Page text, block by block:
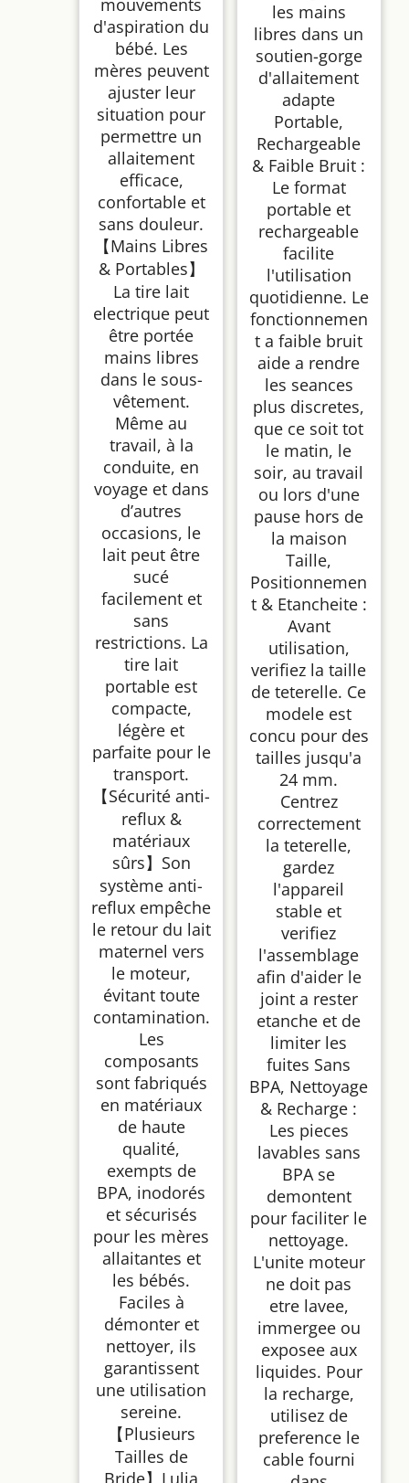
d'aspiration du
bébé. Les
mères peuvent
ajuster leur
situation pour
permettre un
allaitement
efficace,
confortable et
sans douleur.
【Mains Libres
& Portables】
La tire lait
electrique peut
être portée
mains libres
dans le sous-
vêtement.
Même au
travail, à la
conduite, en
voyage et dans
d’autres
occasions, le
lait peut être
sucé
facilement et
sans
restrictions. La
tire lait
portable est
compacte,
légère et
parfaite pour le
transport.
【Sécurité anti-
reflux &
matériaux
sûrs】Son
système anti-
reflux empêche
le retour du lait
maternel vers
le moteur,
évitant toute
contamination.
Les
composants
sont fabriqués
en matériaux
de haute
qualité,
exempts de
BPA, inodorés
et sécurisés
pour les mères
allaitantes et
les bébés.
Faciles à
démonter et
nettoyer, ils
garantissent
une utilisation
sereine.
【Plusieurs
Tailles de
Bride】Lulia
les mains
libres dans un
soutien-gorge
d'allaitement
adapte
Portable,
Rechargeable
& Faible Bruit :
Le format
portable et
rechargeable
facilite
l'utilisation
quotidienne. Le
fonctionnemen
t a faible bruit
aide a rendre
les seances
plus discretes,
que ce soit tot
le matin, le
soir, au travail
ou lors d'une
pause hors de
la maison
Taille,
Positionnemen
t & Etancheite :
Avant
utilisation,
verifiez la taille
de teterelle. Ce
modele est
concu pour des
tailles jusqu'a
24 mm.
Centrez
correctement
la teterelle,
gardez
l'appareil
stable et
verifiez
l'assemblage
afin d'aider le
joint a rester
etanche et de
limiter les
fuites Sans
BPA, Nettoyage
& Recharge :
Les pieces
lavables sans
BPA se
demontent
pour faciliter le
nettoyage.
L'unite moteur
ne doit pas
etre lavee,
immergee ou
exposee aux
liquides. Pour
la recharge,
utilisez de
preference le
cable fourni